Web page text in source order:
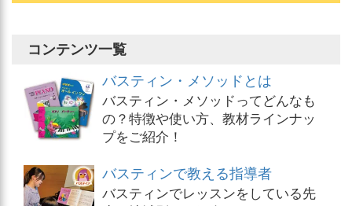
コンテンツ一覧
バスティン・メソッドとは
バスティン・メソッドってどんなも
の？特徴や使い方、教材ラインナッ
プをご紹介！
バスティンで教える指導者
バスティンでレッスンをしている先